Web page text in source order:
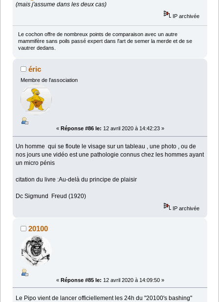
(mais j'assume dans les deux cas)
IP archivée
Le cochon offre de nombreux points de comparaison avec un autre
mammifère sans poils passé expert dans l'art de semer la merde et de se
vautrer dedans.
éric
Membre de l'association
« Réponse #86 le: 12 avril 2020 à 14:42:23 »
Un homme qui se floute le visage sur un tableau , une photo , ou de
nos jours une vidéo est une pathologie connus chez les hommes ayant
un micro pénis
citation du livre :Au-delà du principe de plaisir
Dc Sigmund Freud (1920)
IP archivée
20100
« Réponse #85 le: 12 avril 2020 à 14:09:50 »
Le Pipo vient de lancer officiellement les 24h du "20100's bashing"